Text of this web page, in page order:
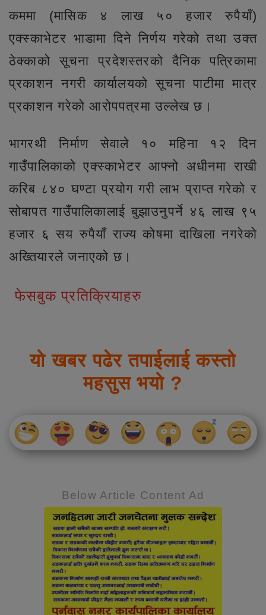
कममा (मासिक ४ लाख ५० हजार रुपैयाँ)
एक्स्काभेटर भाडामा दिने निर्णय गरेको तथा उक्त
ठेक्काको सूचना प्रदेशस्तरको दैनिक पत्रिकामा
प्रकाशन नगरी कार्यालयको सूचना पाटीमा मात्र
प्रकाशन गरेको आरोपपत्रमा उल्लेख छ।
भागरथी निर्माण सेवाले १० महिना १२ दिन
गाउँपालिकाको एक्स्काभेटर आफ्नो अधीनमा राखी
करिब ८४० घण्टा प्रयोग गरी लाभ प्राप्त गरेको र
सोबापत गाउँपालिकालाई बुझाउनुपर्ने ४६ लाख ९५
हजार ६ सय रुपैयाँ राज्य कोषमा दाखिला नगरेको
अख्तियारले जनाएको छ।
फेसबुक प्रतिक्रियाहरु
यो खबर पढेर तपाईलाई कस्तो
महसुस भयो ?
Below Article Content Ad